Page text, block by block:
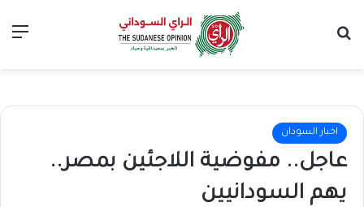
اخبار السودان
عاجل.. مفوضية اللاجئين بمصر..
يهم السودانيين